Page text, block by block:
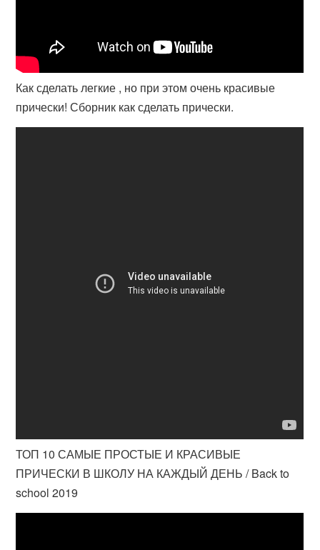
Как сделать легкие , но при этом очень красивые
прически! Сборник как сделать прически.
ТОП 10 САМЫЕ ПРОСТЫЕ И КРАСИВЫЕ
ПРИЧЕСКИ В ШКОЛУ НА КАЖДЫЙ ДЕНЬ / Back to
school 2019